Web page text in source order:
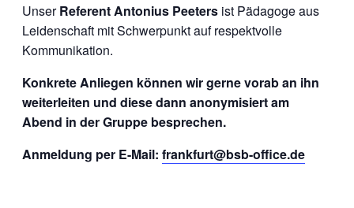
UnserReferentAntonius Peeters ist Pädagoge aus
Leidenschaft mit Schwerpunkt auf respektvolle
Kommunikation.
Konkrete Anliegen können wir gerne vorab an ihn
weiterleiten und diese dann anonymisiert am
Abend in der Gruppe besprechen.
Anmeldung per E-Mail: frankfurt@bsb-office.de